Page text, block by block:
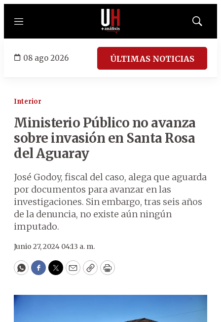
Menú
Mostrar
08 ago 2026 ÚLTIMAS NOTICIAS
Interior
Ministerio Público no avanza
sobre invasión en Santa Rosa
del Aguaray
José Godoy, fiscal del caso, alega que aguarda
por documentos para avanzar en las
investigaciones. Sin embargo, tras seis años
de la denuncia, no existe aún ningún
imputado.
Junio 27, 2024 04:13 a. m.
WhatsApp
Facebook
Twitter
EmailCopyPrint